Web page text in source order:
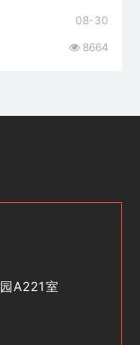
08-30
8664
A221室